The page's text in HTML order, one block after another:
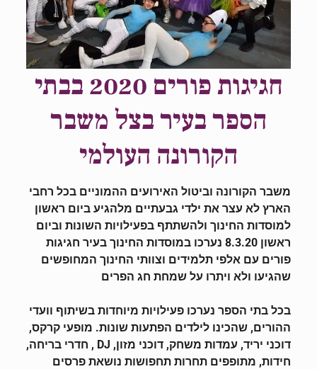
חגיגות פורים 2020 בבתי
הספר בעיר בצל משבר
הקורונה העולמי
משבר הקורונה וביטול האירועים ההמוניים בכל רחבי
הארץ לא עצר את ילדי גבעתיים מלהגיע ביום ראשון
למוסדות החינוך ולהשתתף בפעילויות השונות וביום
ראשון 8.3.20 נערכו במוסדות החינוך בעיר חגיגות
פורים עם אלפי תלמידים וצוותי החינוך המחופשים
שהגיעו ולא ויתרו על שמחת חג הפרים
בכל בתי הספר נערכו פעילויות מיוחדות בשיתוף וועדי
ההורים, שהכינו לילדים הפתעות שונות. מופעי קרקס,
דוכני יריד, עמדות משחק, דוכני מזון, DJ , חדרי בריחה,
חידות, מתופפים תחרות תחפושות נושאת פרסים